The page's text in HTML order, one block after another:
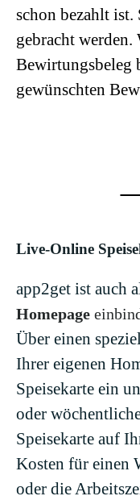
schon bezahlt ist.
gebracht werden.
Bewirtungsbeleg
gewünschten
Live-Online
app2get ist auch
Homepage
Über einen
Ihrer eigenen
Speisekarte ein
oder
Speisekarte auf
Kosten für einen
oder die